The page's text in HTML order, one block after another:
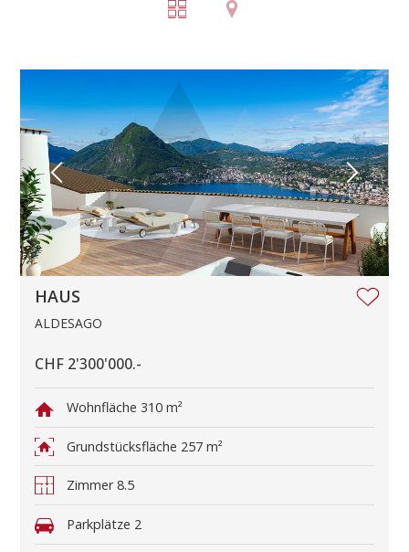
HAUS
ALDESAGO
CHF 2'300'000.-
Wohnfläche 310 m²
Grundstücksfläche 257 m²
Zimmer8.5
Parkplätze 2